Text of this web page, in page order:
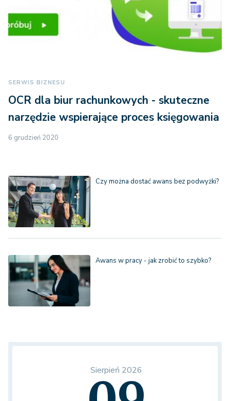
SERWIS BIZNESU
OCR dla biur rachunkowych - skuteczne
narzędzie wspierające proces księgowania
6 grudzień 2020
Czy można dostać awans bez podwyżki?
Awans w pracy - jak zrobić to szybko?
Sierpień 2026